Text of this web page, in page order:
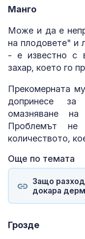
Манго
Може и да е
на плодовете" и
- е известно с
захар, което го
Прекомерната
допринесе за
омазняване
Проблемът
количеството,
Още по темата
Защо
докара
Грозде